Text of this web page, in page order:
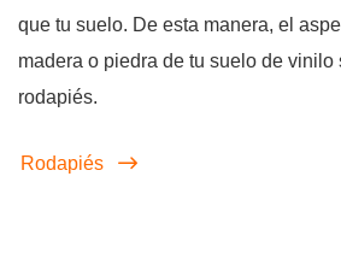
que tu suelo. De esta manera, el
madera o piedra de tu suelo de vinilo
rodapiés.
Rodapiés